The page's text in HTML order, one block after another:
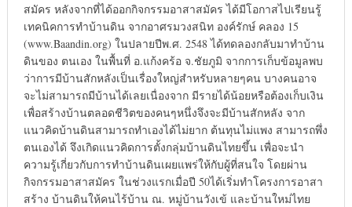
สมัคร หลังจากที่ได้ออกกิจกรรมอาสาสมัคร ได้มีโอกาสไปเรียนรู้
เทคนิคการทำบ้านดิน จากอาศรมวงสนิท องค์รักษ์ คลอง 15
(www.Baandin.org) ในปลายปีพ.ศ. 2548 ได้ทดลองกลับมาทำบ้าน
ดินของ ตนเอง ในพื้นที่ อ.แก้งคร้อ จ.ชัยภูมิ จากการเก็บข้อมูลพบ
ว่าการมีบ้านสักหลังเป็นเรื่องใหญ่สำหรับหลายๆคน บางคนอาจ
จะไม่สามารถมีบ้านได้เลยเนื่องจาก มีรายได้น้อยหรือต้องเก็บเงิน
เพื่อสร้างบ้านตลอดชีวิตของคนๆหนึ่งจึงจะมีบ้านสักหลัง จาก
แนวคิดบ้านดินสามารถทำเองได้ไม่ยาก ต้นทุนไม่แพง สามารถพึ่ง
ตนเองได้ จึงเกิดแนวคิดการตั้งกลุ่มบ้านดินไทยขึ้น เพื่อจะนำ
ความรู้เกี่ยวกับการทำบ้านดินเผยแพร่ให้กับผู้ที่สนใจ โดยผ่าน
กิจกรรมอาสาสมัคร ในช่วงแรกเมื่อปี 50ได้เริ่มทำโครงการอาสา
สร้าง บ้านดินให้คนไร้บ้าน ณ. หมู่บ้านวังเข้ และบ้านใหม่ไทย